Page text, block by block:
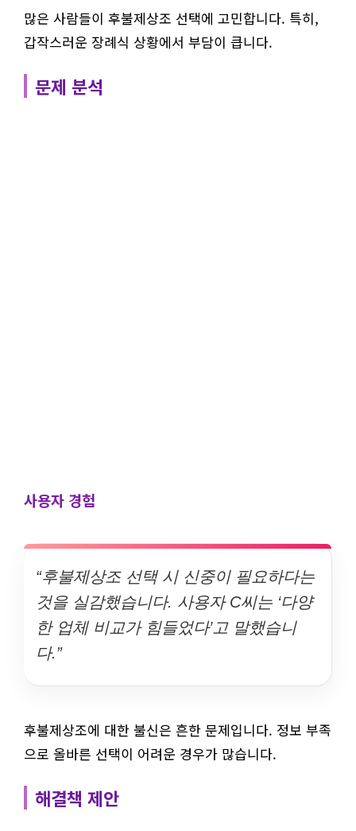
많은 사람들이 후불제상조 선택에 고민합니다. 특히,
갑작스러운 장례식 상황에서 부담이 큽니다.
문제 분석
사용자 경험
“후불제상조 선택 시 신중이 필요하다는
것을 실감했습니다. 사용자 C씨는 ‘다양
한 업체 비교가 힘들었다’고 말했습니
다.”
후불제상조에 대한 불신은 흔한 문제입니다. 정보 부족
으로 올바른 선택이 어려운 경우가 많습니다.
해결책 제안